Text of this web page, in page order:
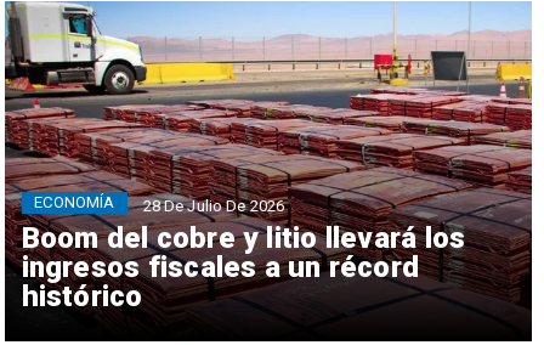
Boom del cobre y litio llevará los
ingresos fiscales a un récord
histórico
ECONOMÍA 28 De Julio De 2026